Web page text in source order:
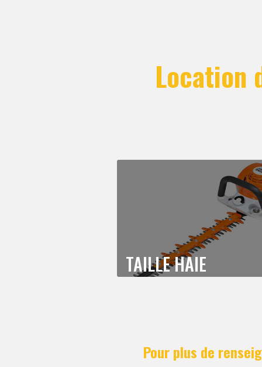
Location
TAILLE HAIE
Pour plus de